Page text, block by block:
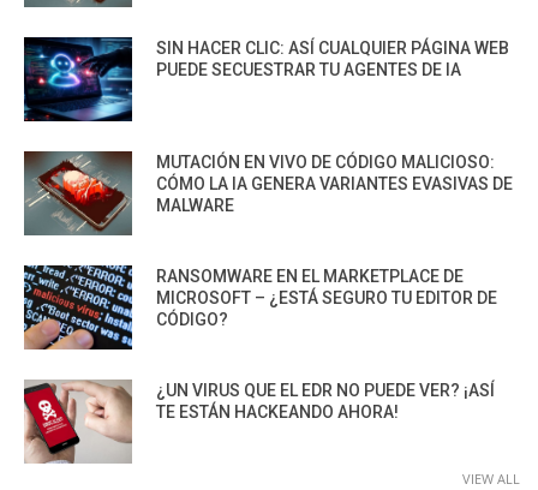
SIN HACER CLIC: ASÍ CUALQUIER PÁGINA WEB
PUEDE SECUESTRAR TU AGENTES DE IA
MUTACIÓN EN VIVO DE CÓDIGO MALICIOSO:
CÓMO LA IA GENERA VARIANTES EVASIVAS DE
MALWARE
RANSOMWARE EN EL MARKETPLACE DE
MICROSOFT – ¿ESTÁ SEGURO TU EDITOR DE
CÓDIGO?
¿UN VIRUS QUE EL EDR NO PUEDE VER? ¡ASÍ
TE ESTÁN HACKEANDO AHORA!
VIEW ALL